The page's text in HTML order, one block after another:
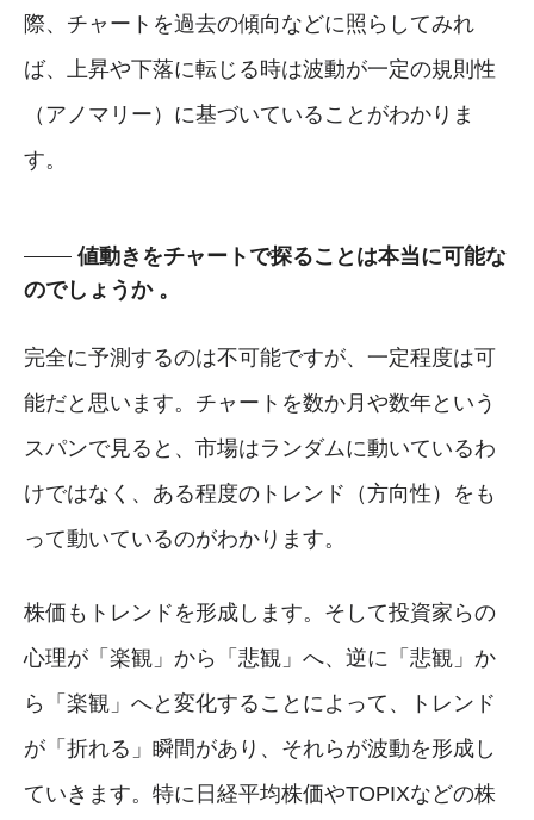
際、チャートを過去の傾向などに照らしてみれ
ば、上昇や下落に転じる時は波動が一定の規則性
（アノマリー）に基づいていることがわかりま
す。
値動きをチャートで探ることは本当に可能な
のでしょうか 。
完全に予測するのは不可能ですが、一定程度は可
能だと思います。チャートを数か月や数年という
スパンで見ると、市場はランダムに動いているわ
けではなく、ある程度のトレンド（方向性）をも
って動いているのがわかります。
株価もトレンドを形成します。そして投資家らの
心理が「楽観」から「悲観」へ、逆に「悲観」か
ら「楽観」へと変化することによって、トレンド
が「折れる」瞬間があり、それらが波動を形成し
ていきます。特に日経平均株価やTOPIXなどの株